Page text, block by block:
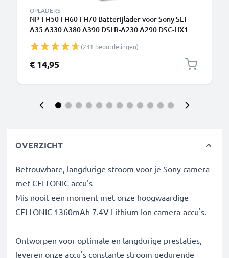
OPLADERS
NP-FH50 FH60 FH70 Batterijlader voor Sony SLT-
A35 A330 A380 A390 DSLR-A230 A290 DSC-HX1
CELLONIC
(231 beoordelingen)
€ 14,95
OVERZICHT
Betrouwbare, langdurige stroom voor je Sony camera
met CELLONIC accu's
Mis nooit een moment met onze hoogwaardige
CELLONIC 1360mAh 7.4V Lithium Ion camera-accu's.
Ontworpen voor optimale en langdurige prestaties,
leveren onze accu's constante stroom gedurende